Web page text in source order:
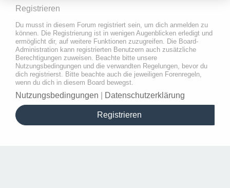
Registrieren
Du musst in diesem Forum registriert sein, um dich anmelden zu
können. Die Registrierung ist in wenigen Augenblicken erledigt und
ermöglicht dir, auf weitere Funktionen zuzugreifen. Die Board-
Administration kann registrierten Benutzern auch zusätzliche
Berechtigungen zuweisen. Beachte bitte unsere
Nutzungsbedingungen und die verwandten Regelungen, bevor du
dich registrierst. Bitte beachte auch die jeweiligen Forenregeln,
wenn du dich in diesem Board bewegst.
Nutzungsbedingungen Datenschutzerklärung
Registrieren